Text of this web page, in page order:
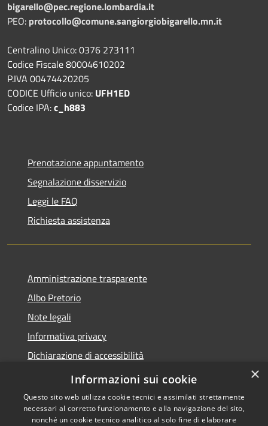
bigarello@pec.regione.lombardia.it
PEO: protocollo@comune.sangiorgiobigarello.mn.it
Centralino Unico: 0376 273111
Codice Fiscale 80004610202
P.IVA 00474420205
CODICE Ufficio unico: UFH1ED
Codice IPA:c_h883
Prenotazione appuntamento
Segnalazione disservizio
Leggi le FAQ
Richiesta assistenza
Amministrazione trasparente
Albo Pretorio
Note legali
Informativa privacy
Dichiarazione di accessibilità
Obiettivi di accessibilità
×
Informazioni sui cookie
Questo sito web utilizza cookie tecnici e assimilati strettamente
necessari al corretto funzionamento e alla navigazione del sito,
nonché un cookie tecnico analitico al solo fine di elaborare